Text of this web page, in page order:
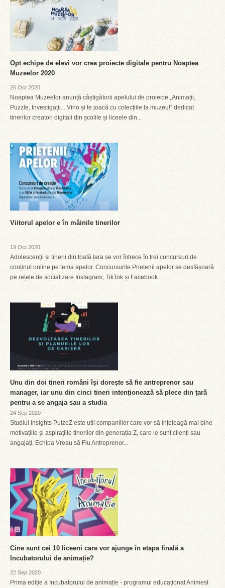
Opt echipe de elevi vor crea proiecte digitale pentru Noaptea
Muzeelor 2020
26 Oct 2020
Noaptea Muzeelor anunță câștigătorii apelului de proiecte „Animații,
Puzzle, Investigații... Vino și te joacă cu colecțiile la muzeu!” dedicat
tinerilor creatori digitali din școlile și liceele din...
Viitorul apelor e în mâinile tinerilor
19 Oct 2020
Adolescenții și tinerii din toată țara se vor întrece în trei concursuri de
conținut online pe tema apelor. Concursurile Prietenii apelor se desfășoară
pe rețele de socializare Instagram, TikTok și Facebook...
Unu din doi tineri români își dorește să fie antreprenor sau
manager, iar unu din cinci tineri intenționează să plece din țară
pentru a se angaja sau a studia
24 Sep 2020
Studiul Insights PulzeZ este util companiilor care vor să înțeleagă mai bine
motivațiile și aspirațiile tinerilor din generația Z, care le sunt clienți sau
angajați. Echipa Vreau să Fiu Antreprenor...
Cine sunt cei 10 liceeni care vor ajunge în etapa finală a
Incubatorului de animație?
22 Sep 2020
Prima ediție a Incubatorului de animație - programul educațional Animest